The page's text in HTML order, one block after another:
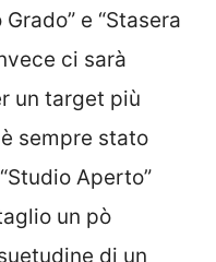
e “Stasera
ci sarà
un target più
sempre stato
Aperto”
un pò
di un